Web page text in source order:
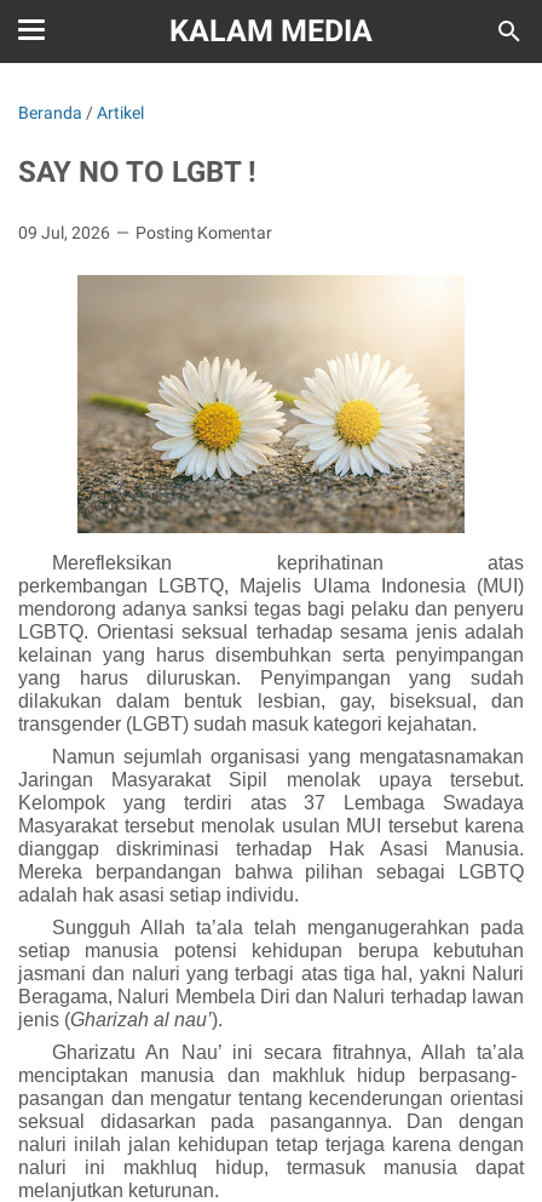
KALAM MEDIA
Beranda /Artikel
SAY NO TO LGBT !
09 Jul, 2026 Posting Komentar
Merefleksikan keprihatinan atas
perkembangan
LGBTQ, Majelis Ulama Indonesia (MUI)
mendorong adanya sanksi tegas bagi pelaku dan penyeru
LGBTQ. Orientasi seksual terhadap sesama jenis adalah
kelainan yang harus disembuhkan serta penyimpangan
yang harus diluruskan. Penyimpangan yang sudah
dilakukan dalam bentuk lesbian, gay, biseksual, dan
transgender (LGBT) sudah masuk kategori kejahatan.
Namunsejumlah organisasi yang mengatasnamakan
Jaringan Masyarakat Sipil menolak upaya tersebut.
Kelompok yang terdiri atas 37 Lembaga Swadaya
Masyarakat tersebut menolak usulan MUI tersebut karena
dianggap diskriminasi terhadap Hak Asasi Manusia.
Mereka berpandangan bahwa pilihan sebagai
LGBTQ
adalah hak asasi setiap individu.
Sungguh Allah ta’ala telah menganugerahkan pada
setiap manusia potensi kehidupan berupa kebutuhan
jasmani dan naluri yang terbagi atas tiga hal, yakni Naluri
Beragama, Naluri Membela Diri dan Naluri terhadap lawan
jenis (Gharizah al nau’).
Gharizatu An Nau’ ini secara fitrahnya, Allahta’ala
menciptakan manusia dan makhluk hidup berpasang-
pasangan dan mengatur tentang kecenderungan orientasi
seksual didasarkan pada pasangannya. Dan dengan
naluri inilah jalan kehidupan tetap terjaga karena dengan
naluri ini makhluq hidup, termasuk manusia dapat
melanjutkan keturunan.